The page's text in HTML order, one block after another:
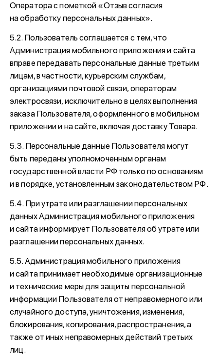
Оператора с пометкой «Отзыв согласия
на обработку персональных данных».
5.2. Пользователь соглашается с тем, что
Администрация мобильного приложения и сайта
вправе передавать персональные данные третьим
лицам, в частности, курьерским службам,
организациями почтовой связи, операторам
электросвязи, исключительно в целях выполнения
заказа Пользователя, оформленного в мобильном
приложении и на сайте, включая доставку Товара.
5.3. Персональные данные Пользователя могут
быть переданы уполномоченным органам
государственной власти РФ только по основаниям
и в порядке, установленным законодательством РФ.
5.4. При утрате или разглашении персональных
данных Администрация мобильного приложения
и сайта информирует Пользователя об утрате или
разглашении персональных данных.
5.5. Администрация мобильного приложения
и сайта принимает необходимые организационные
и технические меры для защиты персональной
информации Пользователя от неправомерного или
случайного доступа, уничтожения, изменения,
блокирования, копирования, распространения, а
также от иных неправомерных действий третьих
лиц.